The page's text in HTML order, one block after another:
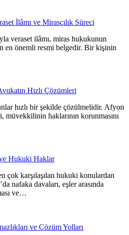
İlâmı ve Mirasçılık Süreci
veraset ilâmı, miras hukukunun
en önemli resmi belgedir. Bir kişinin
Hızlı Çözümleri
hızlı bir şekilde çözülmelidir. Afyon
müvekkilinin haklarının korunmasını
Hukuki Haklar
çok karşılaşılan hukuki konulardan
nafaka davaları, eşler arasında
ve…
ve Çözüm Yolları